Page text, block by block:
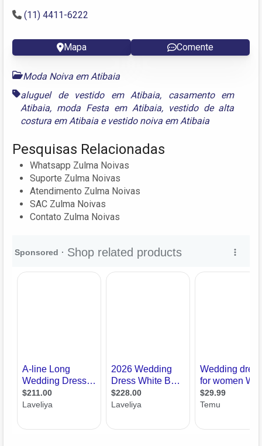
(11) 4411-6222
Mapa Comente
Moda Noiva em Atibaia
aluguel de vestido em Atibaia, casamento em
Atibaia, moda Festa em Atibaia, vestido de alta
costura em Atibaia e vestido noiva em Atibaia
Pesquisas Relacionadas
Whatsapp Zulma Noivas
Suporte Zulma Noivas
Atendimento Zulma Noivas
SAC Zulma Noivas
Contato Zulma Noivas